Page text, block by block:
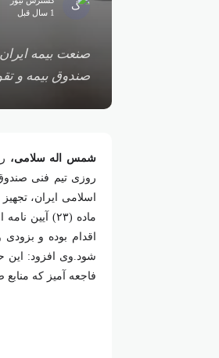
1 سال قبل
صنعت بیمه
صندوق بیمه و
شمس اله سلامی،
روزی تیم فنی
اقدام بوده و
شود.وی افزود: این
فاجعه آمیز که